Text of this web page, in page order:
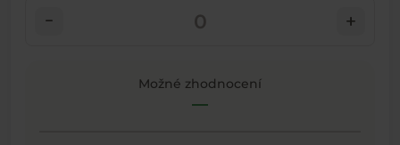
check_indeterminate_small add
Možné zhodnocení
—